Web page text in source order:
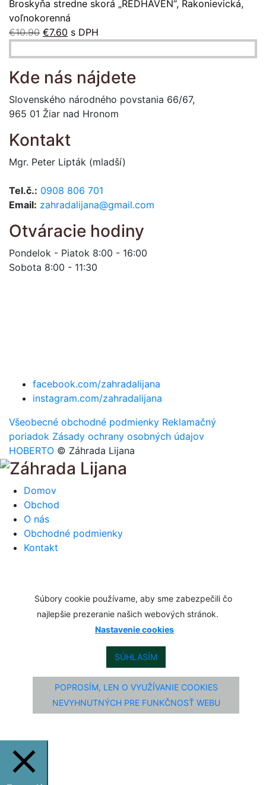
Broskyňa stredne skorá „REDHAVEN“, Rakonievická,
voľnokorenná
€10.90 Pôvodná
bola:
€10.90.
€7.60 Aktuálna
je:
€7.60.
s DPH
Kde nás nájdete
Slovenského národného povstania 66/67,
965 01 Žiar nad Hronom
Kontakt
Mgr. Peter Lipták (mladší)
Tel.č.: 0908 806 701
Email: zahradalijana@gmail.com
Otváracie hodiny
Pondelok - Piatok 8:00 - 16:00
Sobota 8:00 - 11:30
facebook.com/zahradalijana
instagram.com/zahradalijana
Všeobecné obchodné podmienky Reklamačný
poriadok Zásady ochrany osobných údajov
HOBERTO © Záhrada Lijana
Domov
Obchod
O nás
Obchodné podmienky
Kontakt
Súbory cookie používame, aby sme zabezpečili čo
najlepšie prezeranie našich webových stránok.
Nastavenie cookies
SÚHLASÍM
POPROSÍM, LEN O VYUŽÍVANIE COOKIES
NEVYHNUTNÝCH PRE FUNKČNOSŤ WEBU